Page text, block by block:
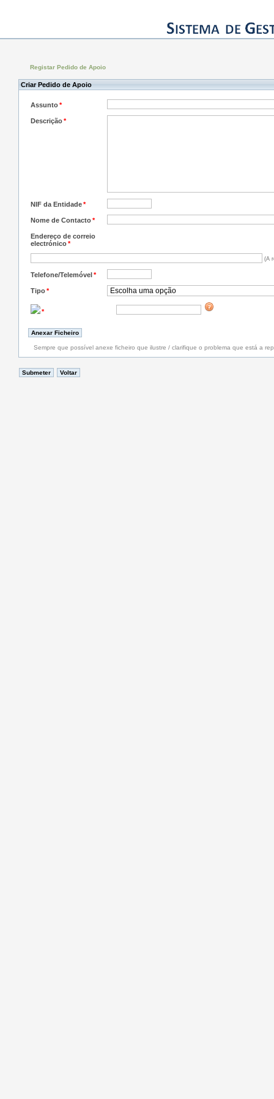
Registar Pedido de Apoio
Criar Pedido de Apoio
Assunto*
Descrição*
NIF da Entidade*
Nome de Contacto*
Endereço de correio
electrónico*
(A
Telefone/Telemóvel*
Tipo*
*
Sempre que possível anexe ficheiro que ilustre / clarifique o problema que está a